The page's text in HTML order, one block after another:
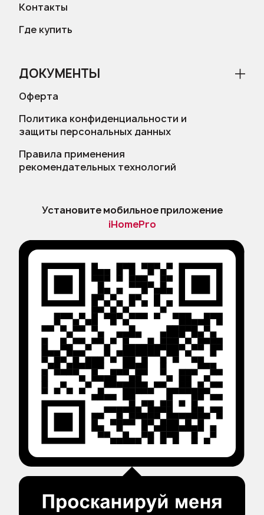
Контакты
Где купить
ДОКУМЕНТЫ
Оферта
Политика конфиденциальности и
защиты персональных данных
Правила применения
рекомендательных технологий
Установите мобильное приложение
iHomePro